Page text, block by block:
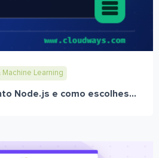
Machine Learning
Node.js e como escolhes...